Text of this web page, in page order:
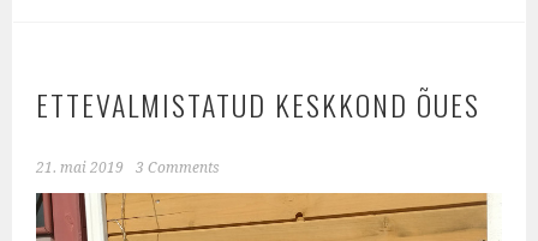
ETTEVALMISTATUD KESKKOND ÕUES
21. mai 2019 3 Comments